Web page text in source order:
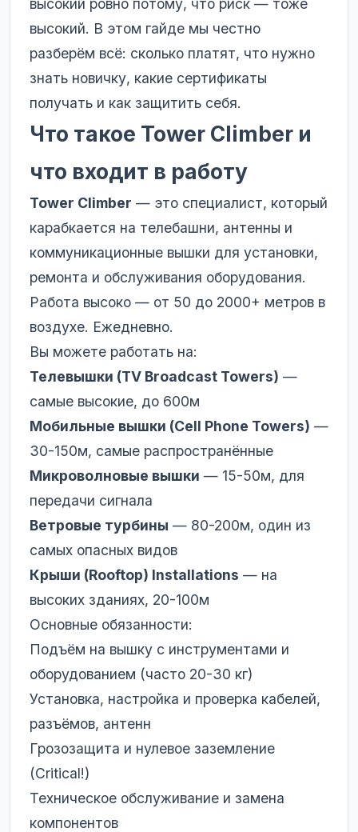
высокий ровно потому, что риск — тоже
высокий. В этом гайде мы честно
разберём всё: сколько платят, что нужно
знать новичку, какие сертификаты
получать и как защитить себя.
Что такое Tower Climber и
что входит в работу
Tower Climber — это специалист, который
карабкается на телебашни, антенны и
коммуникационные вышки для установки,
ремонта и обслуживания оборудования.
Работа высоко — от 50 до 2000+ метров в
воздухе. Ежедневно.
Вы можете работать на:
Телевышки (TV Broadcast Towers) —
самые высокие, до 600м
Мобильные вышки (Cell Phone Towers) —
30-150м, самые распространённые
Микроволновые вышки — 15-50м, для
передачи сигнала
Ветровые турбины — 80-200м, один из
самых опасных видов
Крыши (Rooftop) Installations — на
высоких зданиях, 20-100м
Основные обязанности:
Подъём на вышку с инструментами и
оборудованием (часто 20-30 кг)
Установка, настройка и проверка кабелей,
разъёмов, антенн
Грозозащита и нулевое заземление
(Critical!)
Техническое обслуживание и замена
компонентов